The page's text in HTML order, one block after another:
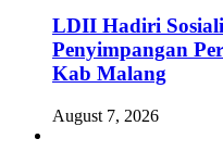
LDII Hadiri
Penyimpangan
Kab Malang
August 7, 2026